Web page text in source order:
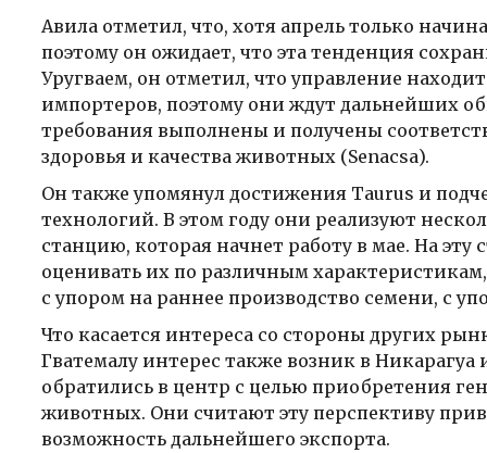
Авила отметил, что, хотя апрель только
поэтому он ожидает, что эта тенденция
Уругваем, он отметил, что управление
импортеров, поэтому они ждут дальнейших
требования выполнены и получены
здоровья и качества животных (Senacsa).
Он также упомянул достижения Taurus и
технологий. В этом году они реализуют
станцию, которая начнет работу в мае. На
оценивать их по различным
с упором на раннее производство семени, с
Что касается интереса со стороны других
Гватемалу интерес также возник в
обратились в центр с целью приобретения
животных. Они считают эту перспективу
возможность дальнейшего экспорта.